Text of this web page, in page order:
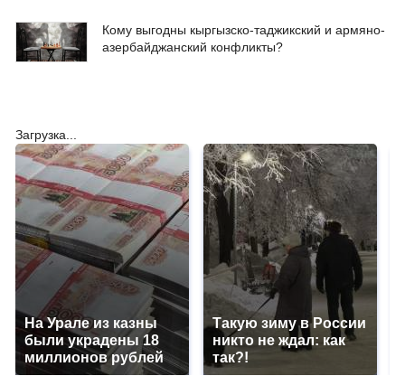
Кому выгодны кыргызско-таджикский и армяно-
азербайджанский конфликты?
Загрузка...
На Урале из казны
были украдены 18
миллионов рублей
Такую зиму в России
никто не ждал: как
так?!